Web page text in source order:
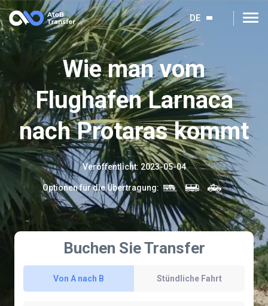
DE
Wie man vom
Flughafen Larnaca
nach Protaras kommt
Veröffentlicht: 2023-05-04
Optionen für die Übertragung:
Buchen Sie Transfer
Von A nach B Stündliche Fahrt